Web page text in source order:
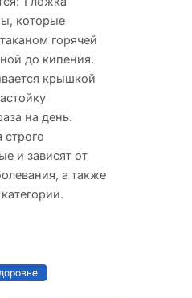
которые
горячей
до кипения.
крышкой
на день.
строго
и зависят от
а также